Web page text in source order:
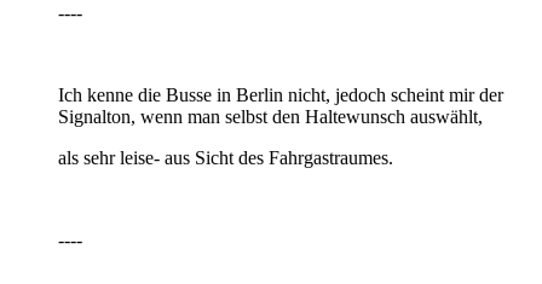
----
Ich kenne die Busse in Berlin nicht, jedoch scheint mir der
Signalton, wenn man selbst den Haltewunsch auswählt,
als sehr leise- aus Sicht des Fahrgastraumes.
----